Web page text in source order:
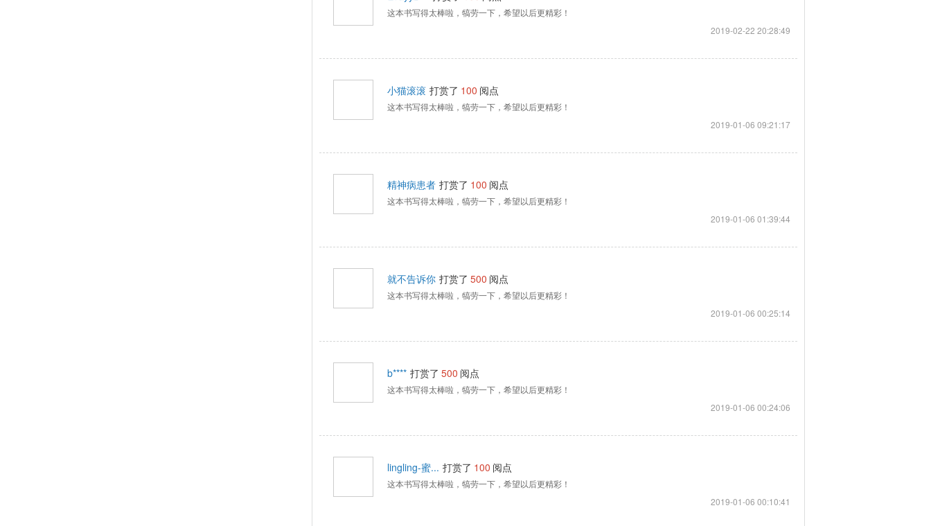
这本书写得太棒啦，犒劳一下，希望以后更精彩！
2019-02-22 20:28:49
小猫滚滚 打赏了 100 阅点
这本书写得太棒啦，犒劳一下，希望以后更精彩！
2019-01-06 09:21:17
精神病患者 打赏了 100 阅点
这本书写得太棒啦，犒劳一下，希望以后更精彩！
2019-01-06 01:39:44
就不告诉你 打赏了 500 阅点
这本书写得太棒啦，犒劳一下，希望以后更精彩！
2019-01-06 00:25:14
b**** 打赏了 500 阅点
这本书写得太棒啦，犒劳一下，希望以后更精彩！
2019-01-06 00:24:06
lingling-蜜... 打赏了 100 阅点
这本书写得太棒啦，犒劳一下，希望以后更精彩！
2019-01-06 00:10:41